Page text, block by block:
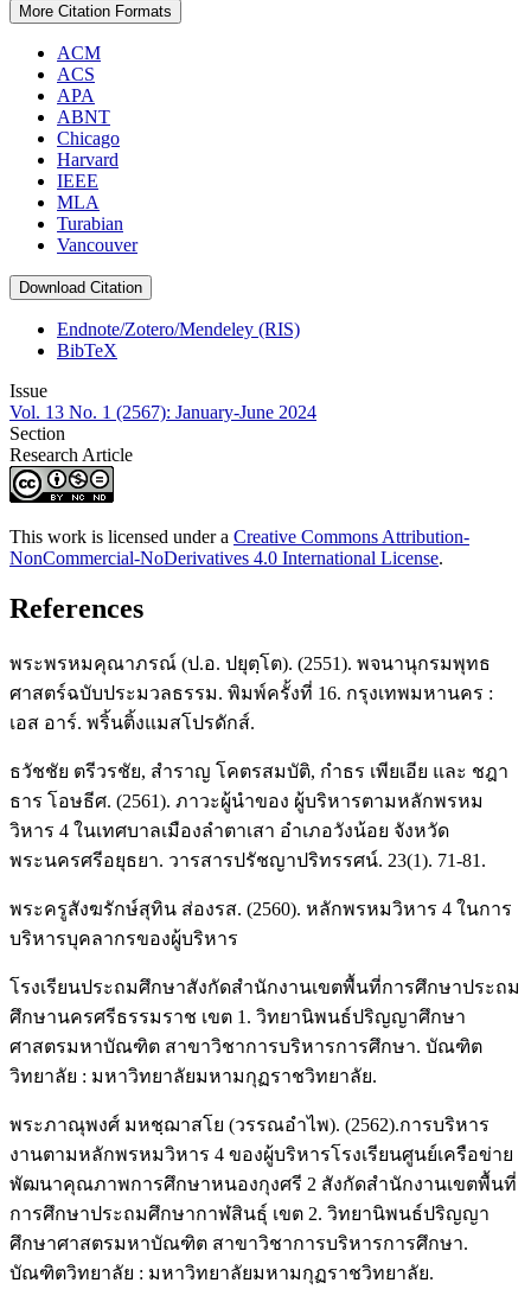
More Citation Formats
ACM
ACS
APA
ABNT
Chicago
Harvard
IEEE
MLA
Turabian
Vancouver
Download Citation
Endnote/Zotero/Mendeley (RIS)
BibTeX
Issue
Vol. 13 No. 1 (2567): January-June 2024
Section
Research Article
This work is licensed under a Creative Commons Attribution-
NonCommercial-NoDerivatives 4.0 International License.
References
พระพรหมคุณาภรณ์ (ป.อ. ปยุตฺโต). (2551). พจนานุกรมพุทธ
ศาสตร์ฉบับประมวลธรรม. พิมพ์ครั้งที่ 16. กรุงเทพมหานคร :
เอส อาร์. พริ้นติ้งแมสโปรดักส์.
ธวัชชัย ตรีวรชัย, สำราญ โคตรสมบัติ, กำธร เพียเอีย และ ชฎา
ธาร โอษธีศ. (2561). ภาวะผู้นำของ ผู้บริหารตามหลักพรหม
วิหาร 4 ในเทศบาลเมืองลำตาเสา อำเภอวังน้อย จังหวัด
พระนครศรีอยุธยา. วารสารปรัชญาปริทรรศน์. 23(1). 71-81.
พระครูสังฆรักษ์สุทิน ส่องรส. (2560). หลักพรหมวิหาร 4 ในการ
บริหารบุคลากรของผู้บริหาร
โรงเรียนประถมศึกษาสังกัดสำนักงานเขตพื้นที่การศึกษาประถม
ศึกษานครศรีธรรมราช เขต 1. วิทยานิพนธ์ปริญญาศึกษา
ศาสตรมหาบัณฑิต สาขาวิชาการบริหารการศึกษา. บัณฑิต
วิทยาลัย : มหาวิทยาลัยมหามกุฏราชวิทยาลัย.
พระภาณุพงศ์ มหชฺฌาสโย (วรรณอําไพ). (2562).การบริหาร
งานตามหลักพรหมวิหาร 4 ของผู้บริหารโรงเรียนศูนย์เครือข่าย
พัฒนาคุณภาพการศึกษาหนองกุงศรี 2 สังกัดสำนักงานเขตพื้นที่
การศึกษาประถมศึกษากาฬสินธุ์ เขต 2. วิทยานิพนธ์ปริญญา
ศึกษาศาสตรมหาบัณฑิต สาขาวิชาการบริหารการศึกษา.
บัณฑิตวิทยาลัย : มหาวิทยาลัยมหามกุฏราชวิทยาลัย.